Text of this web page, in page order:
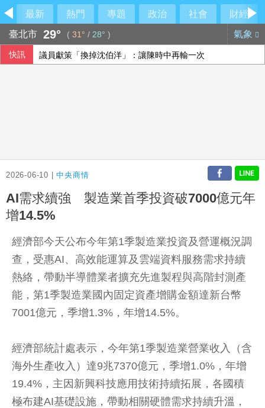
最新 熱門 專題 政治 社會
財經
臺北市 29° ( 31° / 28° ) 氣象
快訊 議員獻策「換掉沈伯洋」：讓陳時中再輸一次
2026-06-10 |中央商情
AI需求續強 製造業首季投資破7000億元年
增14.5%
經濟部今天公布今年第1季製造業投資及營運概況調
查，受惠AI、高效能運算及雲端資料服務需求持續
熱絡，帶動半導體業者擴充先進製程與高階封測產
能，第1季製造業國內固定資產增購金額達新台幣
7001億元，季增1.3%，年增14.5%。
經濟部統計處表示，今年第1季製造業營業收入（含
海外生產收入）達9兆7370億元，季增1.0%，年增
19.4%，主因新興科技應用技術持續拓展，各國積
極布建AI基礎設施，帶動相關硬體需求持續升溫，